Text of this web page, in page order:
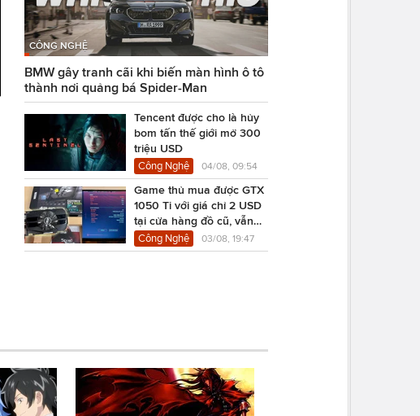
CÔNG NGHỆ
BMW gây tranh cãi khi biến màn hình ô tô
thành nơi quảng bá Spider-Man
Tencent được cho là hủy
bom tấn thế giới mở 300
triệu USD
Công Nghệ 04/08, 09:54
Game thủ mua được GTX
1050 Ti với giá chỉ 2 USD
tại cửa hàng đồ cũ, vẫn
chạy Cyberpunk 2077
Công Nghệ 03/08, 19:47